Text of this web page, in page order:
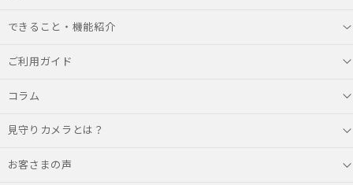
できること・機能紹介
ご利用ガイド
コラム
見守りカメラとは？
お客さまの声